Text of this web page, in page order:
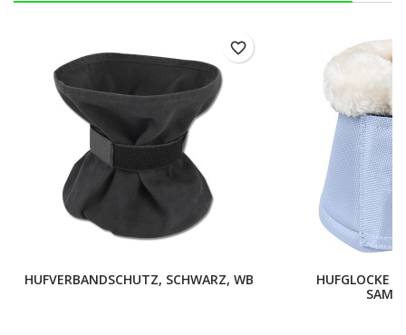
HUFVERBANDSCHUTZ, SCHWARZ, WB
favorite_border
HUFGLOCKE